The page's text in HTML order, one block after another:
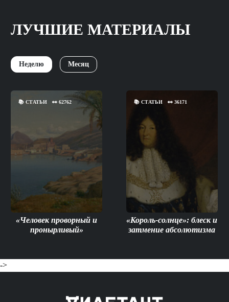
ЛУЧШИЕ МАТЕРИАЛЫ
Неделю Месяц
📚 СТАТЬИ 👀 62762
«Человек проворный и
пронырливый»
📚СТАТЬИ 👀36171
«Король-солнце»: блеск и
затмение абсолютизма
->